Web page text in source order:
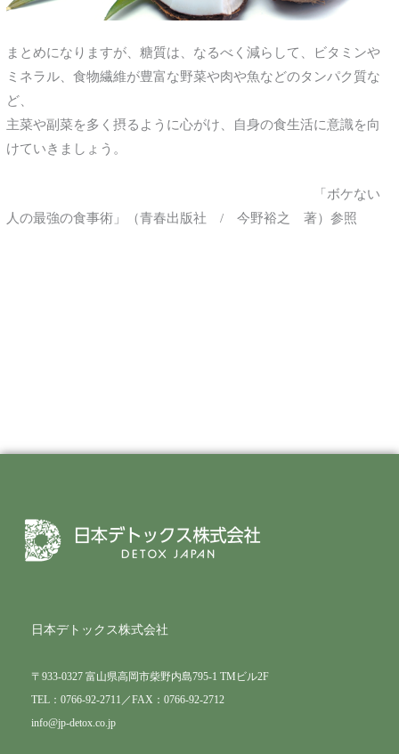
まとめになりますが、糖質は、なるべく減らして、ビタミンや
ミネラル、食物繊維が豊富な野菜や肉や魚などのタンパク質な
ど、
主菜や副菜を多く摂るように心がけ、自身の食生活に意識を向
けていきましょう。
「ボケない
人の最強の食事術」（青春出版社 / 今野裕之 著）参照
日本デトックス株式会社
〒933-0327 富山県高岡市柴野内島795-1 TMビル2F
TEL：0766-92-2711／FAX：0766-92-2712
info@jp-detox.co.jp